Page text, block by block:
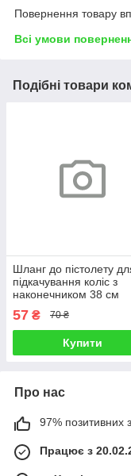
Повернення товару
Всі умови
Подібні товари
Шланг до пістолету
підкачування коліс з
наконечником 38 см
57 ₴ 70 ₴
Купити
Про нас
97% позитивних
Працює з